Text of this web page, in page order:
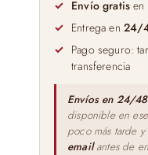
500gr
cantidad
Envío gratis en
Entrega en 24/
Pago seguro:
transferencia
Envíos en 24/
disponible en
poco más tarde y
emailantes de